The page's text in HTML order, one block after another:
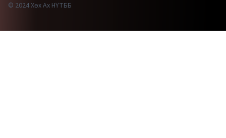
© 2024 Хөх Ах НҮТББ